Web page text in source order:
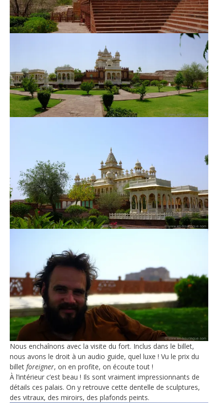
Nous enchaînons avec la visite du fort. Inclus dans le billet,
nous avons le droit à un audio guide, quel luxe ! Vu le prix du
billet foreigner, on en profite, on écoute tout !
À l’intérieur c’est beau ! Ils sont vraiment impressionnants de
détails ces palais. On y retrouve cette dentelle de sculptures,
des vitraux, des miroirs, des plafonds peints.